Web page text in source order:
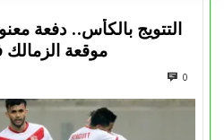
التتويج بالكأس.. دفعة
موقعة الزمالك
0